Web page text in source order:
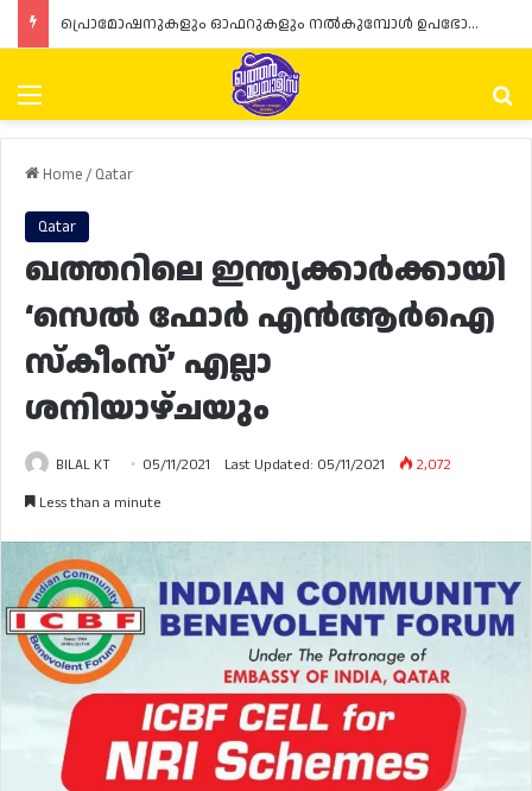
പ്രൊമോഷനുകളും ഓഫറുകളും നൽകുമ്പോൾ ഉപഭോക്താക്കളുടെ അവകാശങ്ങൾ ഉറപ്പാക്കണമെന്ന് ഖത്തർ വാണിജ്യ വ്യവസായ മന്ത്രാലയത്തിന്റെ (MoCI) നിർദ്ദേശം
Menu
Home/ Qatar
Qatar
ഖത്തറിലെ ഇന്ത്യക്കാർക്കായി
‘സെൽ ഫോർ എൻആർഐ
സ്‌കീംസ്’ എല്ലാ
ശനിയാഴ്ചയും
BILAL KT 05/11/2021 Last Updated: 05/11/2021
2,072
Less than a minute